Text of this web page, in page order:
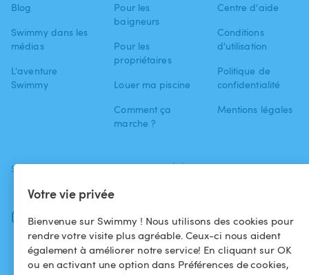
Votre vie privée
Bienvenue sur Swimmy ! Nous utilisons des cookies pour
rendre votre visite plus agréable. Ceux-ci nous aident
également à améliorer notre service! En cliquant sur OK
ou en activant une option dans Préférences de cookies,
Blog
Swimmy dans les
médias
L'aventure
Swimmy
Pour les
baigneurs
Pour les
propriétaires
Louer ma piscine
Comment ça
marche ?
Centre d'aide
Conditions
d'utilisation
Politique de
confidentialité
Mentions légales
SUIVEZ-NOUS
Facebook
Instagram